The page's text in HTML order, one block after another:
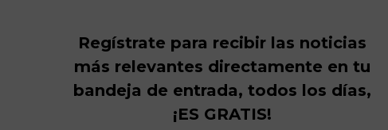
Regístrate para recibir las noticias
más relevantes directamente en tu
bandeja de entrada, todos los días,
¡ES GRATIS!